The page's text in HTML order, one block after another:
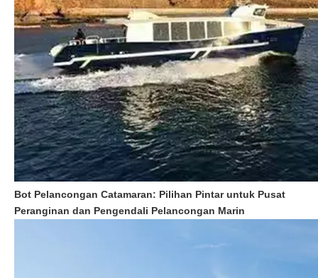
Bot Pelancongan Catamaran: Pilihan Pintar untuk Pusat
Peranginan dan Pengendali Pelancongan Marin